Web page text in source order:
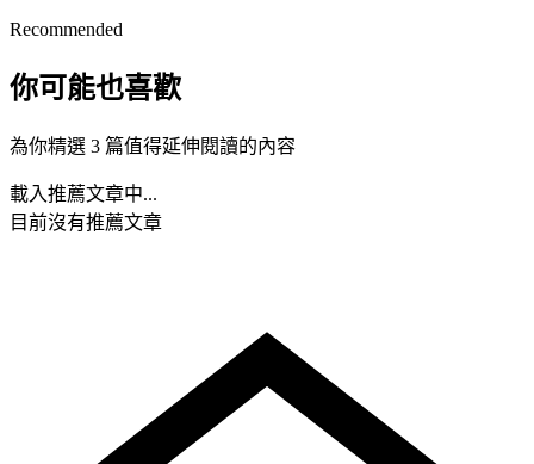
Recommended
你可能也喜歡
為你精選 3 篇值得延伸閱讀的內容
載入推薦文章中...
目前沒有推薦文章